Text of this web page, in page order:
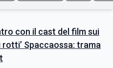
con il cast del film sui
rotti’ Spaccaossa: trama